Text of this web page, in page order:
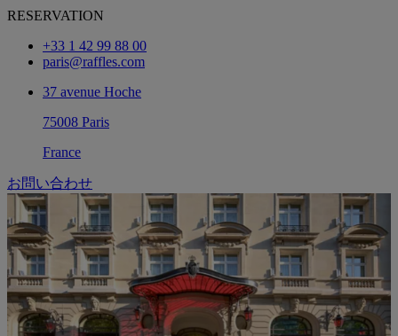
RESERVATION
+33 1 42 99 88 00
paris@raffles.com
37 avenue Hoche
75008 Paris
France
お問い合わせ